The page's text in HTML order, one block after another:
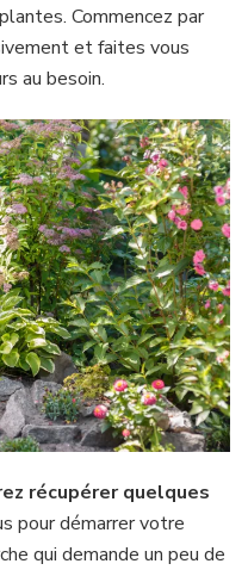
Commencez par
et faites vous
au besoin.
récupérer quelques
pour démarrer votre
qui demande un peu de